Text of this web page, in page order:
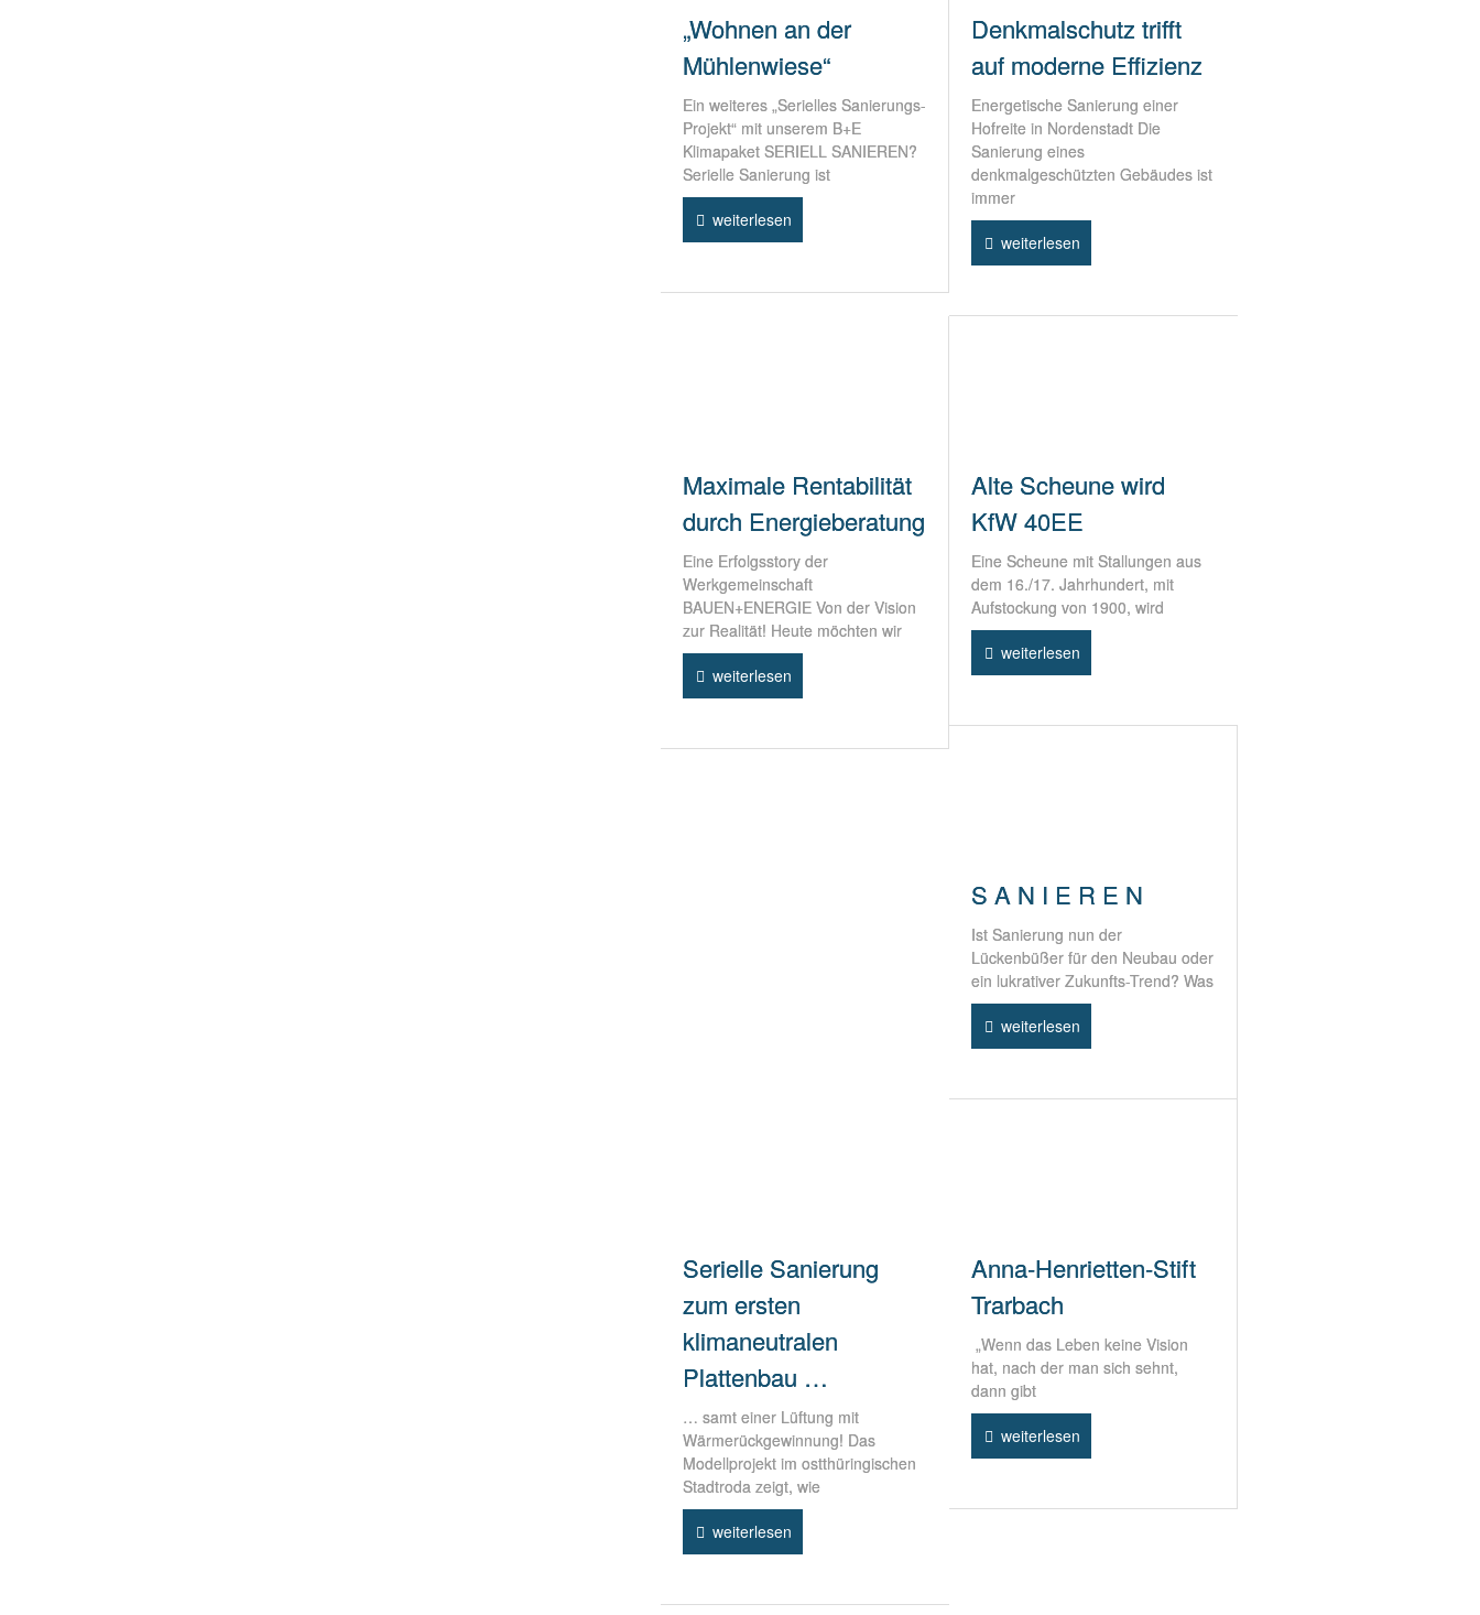
„Wohnen an der
Mühlenwiese“
Ein weiteres „Serielles Sanierungs-
Projekt“ mit unserem B+E
Klimapaket SERIELL SANIEREN?
Serielle Sanierung ist
weiterlesen
Denkmalschutz trifft
auf moderne Effizienz
Energetische Sanierung einer
Hofreite in Nordenstadt Die
Sanierung eines
denkmalgeschützten Gebäudes ist
immer
weiterlesen
Maximale Rentabilität
durch Energieberatung
Eine Erfolgsstory der
Werkgemeinschaft
BAUEN+ENERGIE Von der Vision
zur Realität! Heute möchten wir
weiterlesen
Alte Scheune wird
KfW 40EE
Eine Scheune mit Stallungen aus
dem 16./17. Jahrhundert, mit
Aufstockung von 1900, wird
weiterlesen
S A N I E R E N
Ist Sanierung nun der
Lückenbüßer für den Neubau oder
ein lukrativer Zukunfts-Trend? Was
weiterlesen
Serielle Sanierung
zum ersten
klimaneutralen
Plattenbau …
… samt einer Lüftung mit
Wärmerückgewinnung! Das
Modellprojekt im ostthüringischen
Stadtroda zeigt, wie
weiterlesen
Anna-Henrietten-Stift
Trarbach
„Wenn das Leben keine Vision
hat, nach der man sich sehnt,
dann gibt
weiterlesen